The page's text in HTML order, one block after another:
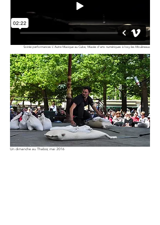
Soirée performances L'Autre Musique au Cube, Musée d'arts numériques à Issy-les-Moulineaux
Un dimanche au Thabor, mai 2016